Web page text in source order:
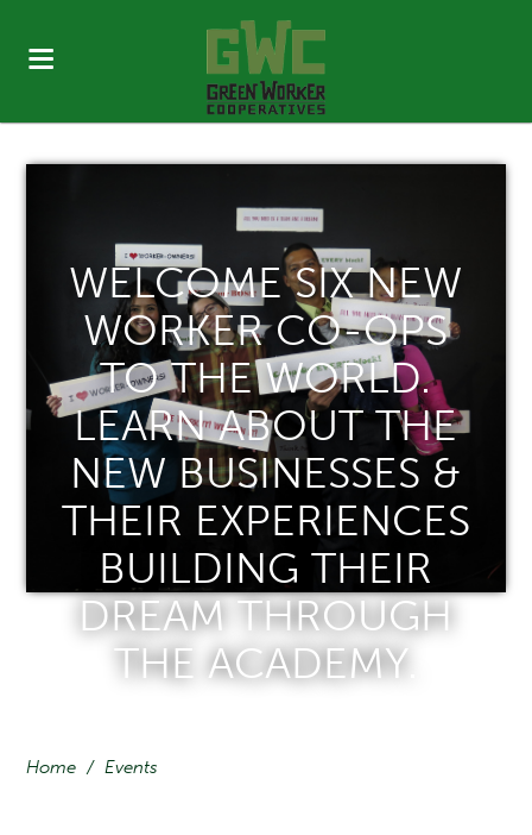
WELCOME SIX NEW
WORKER CO-OPS
TO THE WORLD.
LEARN ABOUT THE
NEW BUSINESSES &
THEIR EXPERIENCES
BUILDING THEIR
DREAM THROUGH
THE ACADEMY.
Home / Events